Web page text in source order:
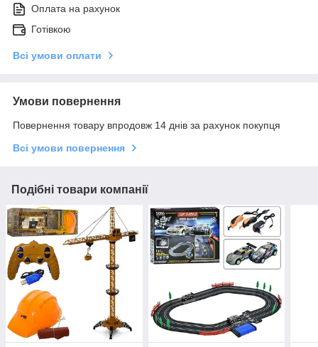
Оплата на рахунок
Готівкою
Всі умови оплати
Умови повернення
Повернення товару впродовж 14 днів за рахунок покупця
Всі умови повернення
Подібні товари компанії